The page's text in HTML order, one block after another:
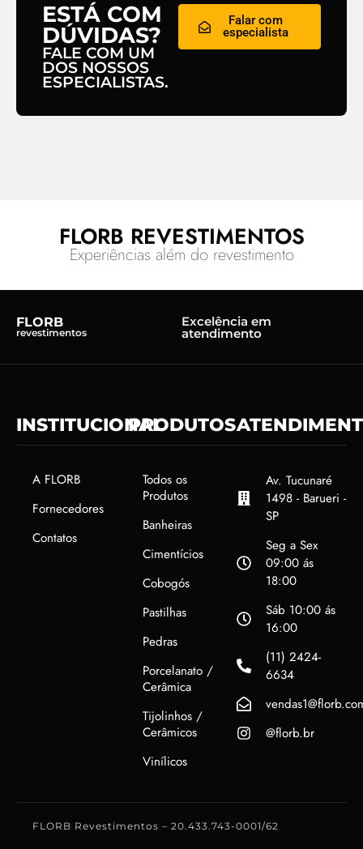
ESTÁ COM
DÚVIDAS?
FALE COM UM
DOS NOSSOS
ESPECIALISTAS.
Falar com
especialista
FLORB REVESTIMENTOS
Experiências além do revestimento
FLORB
revestimentos
Excelência em
atendimento
INSTITUCIONAL
A FLORB
Fornecedores
Contatos
PRODUTOS
Todos os
Produtos
Banheiras
Cimentícios
Cobogós
Pastilhas
Pedras
Porcelanato /
Cerâmica
Tijolinhos /
Cerâmicos
Vinílicos
Av. Tucunaré
1498 - Barueri -
SP
Seg a Sex
09:00 ás
18:00
Sáb 10:00 ás
16:00
(11) 2424-
6634
@florb.br
FLORB Revestimentos – 20.433.743-0001/62